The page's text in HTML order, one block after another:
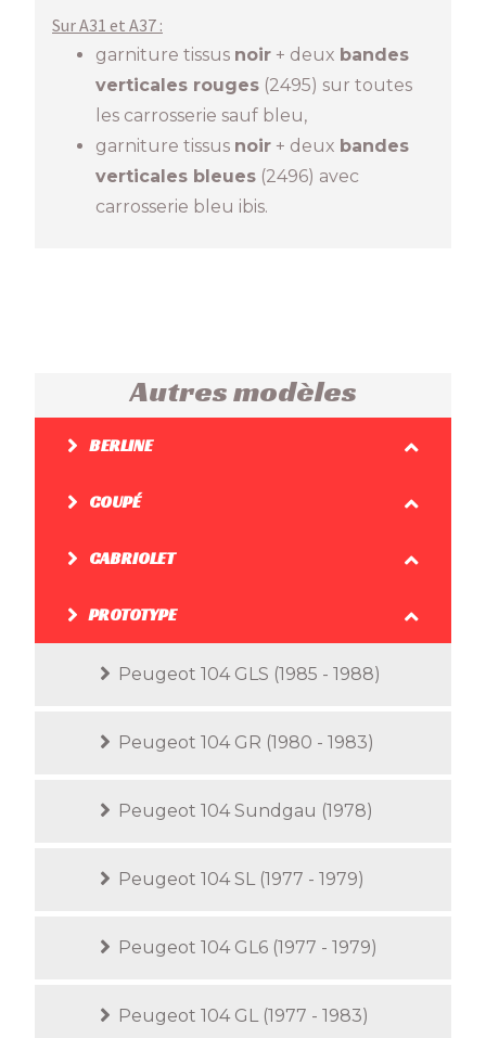
Sur A31 et A37 :
garniture tissus noir + deux bandes
verticales rouges (2495) sur toutes
les carrosserie sauf bleu,
garniture tissus noir + deux bandes
verticales bleues (2496) avec
carrosserie bleu ibis.
Autres modèles
BERLINE
COUPÉ
CABRIOLET
PROTOTYPE
Peugeot 104 GLS (1985 - 1988)
Peugeot 104 GR (1980 - 1983)
Peugeot 104 Sundgau (1978)
Peugeot 104 SL (1977 - 1979)
Peugeot 104 GL6 (1977 - 1979)
Peugeot 104 GL (1977 - 1983)